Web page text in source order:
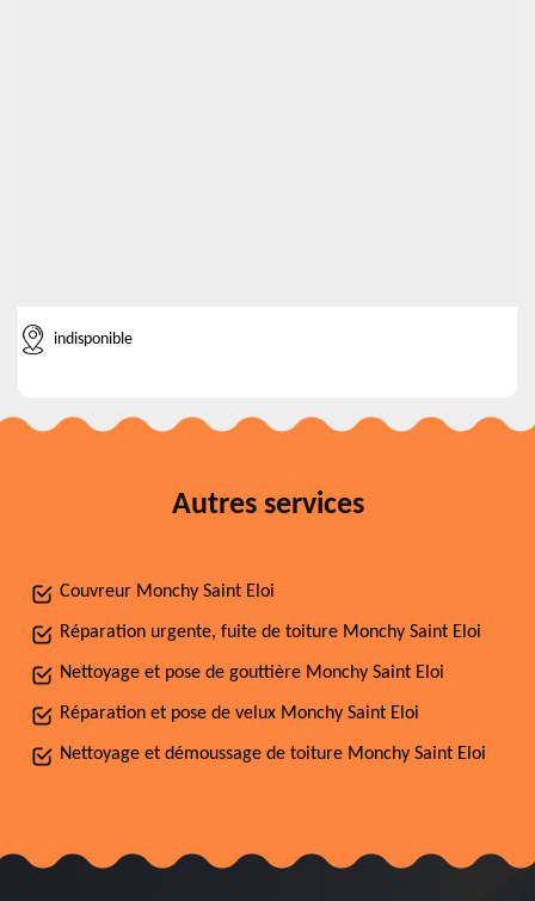
indisponible
Autres services
Couvreur Monchy Saint Eloi
Réparation urgente, fuite de toiture Monchy Saint Eloi
Nettoyage et pose de gouttière Monchy Saint Eloi
Réparation et pose de velux Monchy Saint Eloi
Nettoyage et démoussage de toiture Monchy Saint Eloi